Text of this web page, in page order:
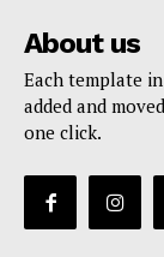
About us
Each template
added and
one click.